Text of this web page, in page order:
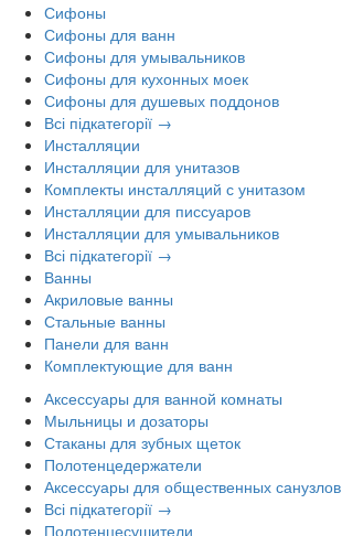
Сифоны
Сифоны для ванн
Сифоны для умывальников
Сифоны для кухонных моек
Сифоны для душевых поддонов
Всі підкатегорії →
Инсталляции
Инсталляции для унитазов
Комплекты инсталляций с унитазом
Инсталляции для писсуаров
Инсталляции для умывальников
Всі підкатегорії →
Ванны
Акриловые ванны
Стальные ванны
Панели для ванн
Комплектующие для ванн
Аксессуары для ванной комнаты
Мыльницы и дозаторы
Стаканы для зубных щеток
Полотенцедержатели
Аксессуары для общественных санузлов
Всі підкатегорії →
Полотенцесушители